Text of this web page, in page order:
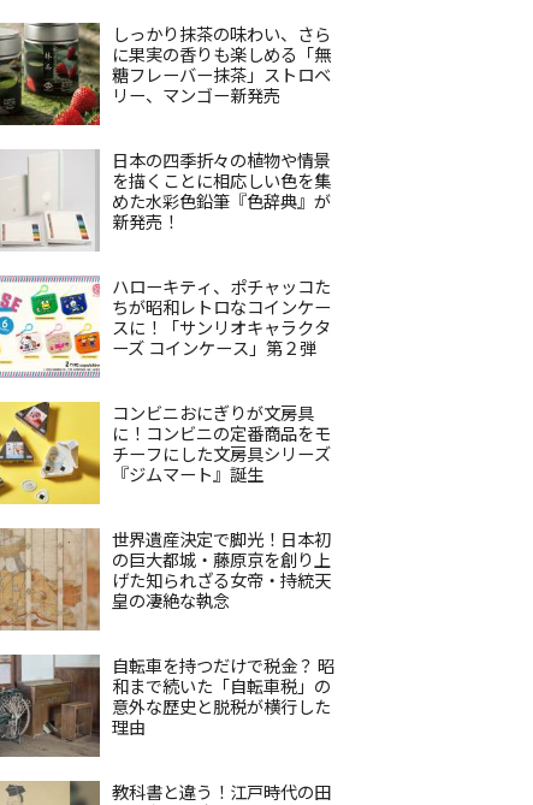
しっかり抹茶の味わい、さら
に果実の香りも楽しめる「無
糖フレーバー抹茶」ストロベ
リー、マンゴー新発売
日本の四季折々の植物や情景
を描くことに相応しい色を集
めた水彩色鉛筆『色辞典』が
新発売！
ハローキティ、ポチャッコた
ちが昭和レトロなコインケー
スに！「サンリオキャラクタ
ーズ コインケース」第２弾
コンビニおにぎりが文房具
に！コンビニの定番商品をモ
チーフにした文房具シリーズ
『ジムマート』誕生
世界遺産決定で脚光！日本初
の巨大都城・藤原京を創り上
げた知られざる女帝・持統天
皇の凄絶な執念
自転車を持つだけで税金？ 昭
和まで続いた「自転車税」の
意外な歴史と脱税が横行した
理由
教科書と違う！江戸時代の田